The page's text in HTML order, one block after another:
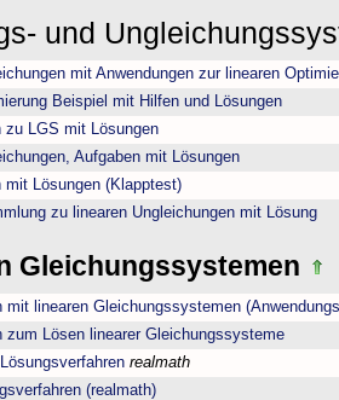
und
mit Anwendungen zur linearen
Beispiel mit Hilfen und Lösungen
zu LGS mit Lösungen
Aufgaben mit Lösungen
mit Lösungen (Klapptest)
zu linearen Ungleichungen mit Lösung
Gleichungssystemen
mit linearen Gleichungssystemen
zum Lösen linearer Gleichungssysteme
realmath
(realmath)